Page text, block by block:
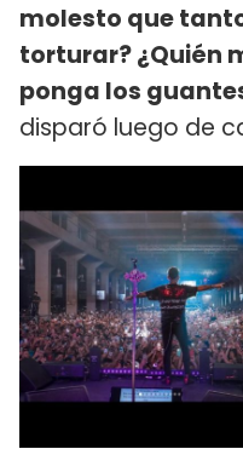
molesto que
torturar? ¿Quién
ponga los
disparó luego de